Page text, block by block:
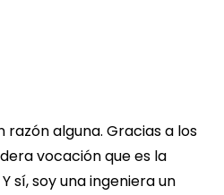
razón alguna. Gracias a los
vocación que es la
sí, soy una ingeniera un